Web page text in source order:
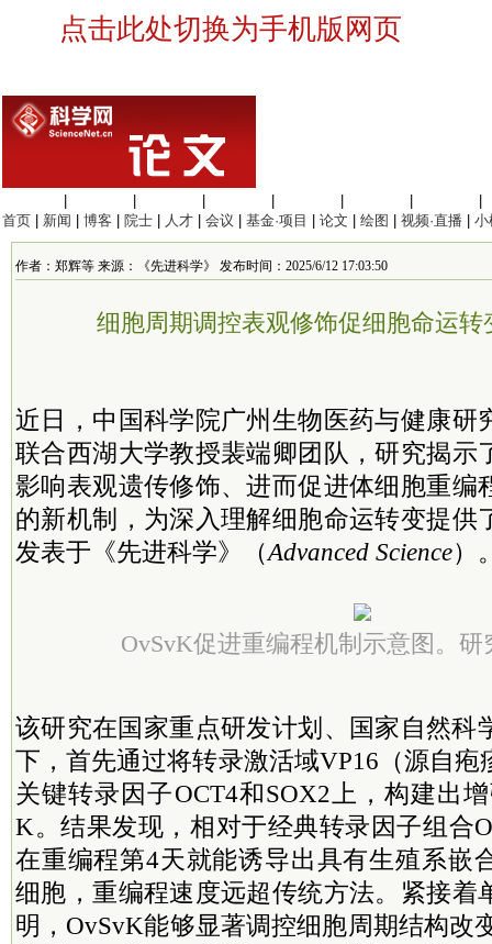
点击此处切换为手机版网页
首页
新闻 博客 院士 人才 会议 基金·项目 论文 绘图 视频·直播 小
作者：郑辉等 来源：《先进科学》 发布时间：2025/6/12 17:03:50
细胞周期调控表观修饰促细胞命运转
近日，中国科学院广州生物医药与健康研
联合西湖大学教授裴端卿团队，研究揭示
影响表观遗传修饰、进而促进体细胞重编
的新机制，为深入理解细胞命运转变提供
发表于《先进科学》（Advanced Science）
OvSvK促进重编程机制示意图。研
该研究在国家重点研发计划、国家自然科
下， 首先通过将转录激活域VP16（源自疱
关键转录因子OCT4和SOX2上，构建出
K。结果发现，相对于经典转录因子组合
在重编程第4天就能诱导出具有生殖系嵌
细胞，重编程速度远超传统方法。紧接着
明，OvSvK能够显著调控细胞周期结构